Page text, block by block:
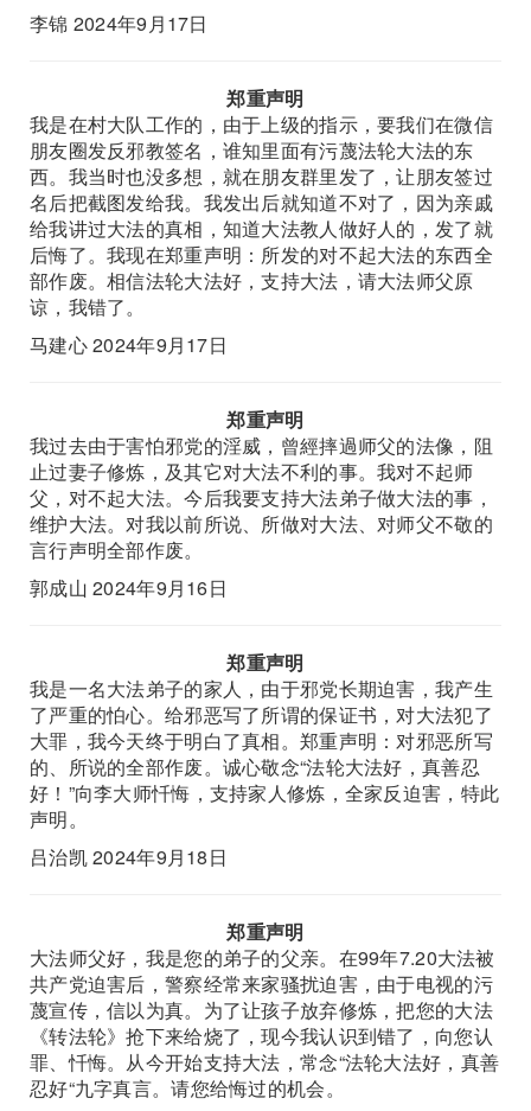
李锦 2024年9月17日
郑重声明
我是在村大队工作的，由于上级的指示，要我们在微信
朋友圈发反邪教签名，谁知里面有污蔑法轮大法的东
西。我当时也没多想，就在朋友群里发了，让朋友签过
名后把截图发给我。我发出后就知道不对了，因为亲戚
给我讲过大法的真相，知道大法教人做好人的，发了就
后悔了。我现在郑重声明：所发的对不起大法的东西全
部作废。相信法轮大法好，支持大法，请大法师父原
谅，我错了。
马建心 2024年9月17日
郑重声明
我过去由于害怕邪党的淫威，曾經摔過师父的法像，阻
止过妻子修炼，及其它对大法不利的事。我对不起师
父，对不起大法。今后我要支持大法弟子做大法的事，
维护大法。对我以前所说、所做对大法、对师父不敬的
言行声明全部作废。
郭成山 2024年9月16日
郑重声明
我是一名大法弟子的家人，由于邪党长期迫害，我产生
了严重的怕心。给邪恶写了所谓的保证书，对大法犯了
大罪，我今天终于明白了真相。郑重声明：对邪恶所写
的、所说的全部作废。诚心敬念“法轮大法好，真善忍
好！”向李大师忏悔，支持家人修炼，全家反迫害，特此
声明。
吕治凯 2024年9月18日
郑重声明
大法师父好，我是您的弟子的父亲。在99年7.20大法被
共产党迫害后，警察经常来家骚扰迫害，由于电视的污
蔑宣传，信以为真。为了让孩子放弃修炼，把您的大法
《转法轮》抢下来给烧了，现今我认识到错了，向您认
罪、忏悔。从今开始支持大法，常念“法轮大法好，真善
忍好“九字真言。请您给悔过的机会。